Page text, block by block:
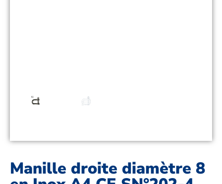
Manille droite diamètre 8